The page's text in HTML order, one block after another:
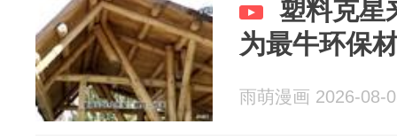
塑料克星
为最牛环保
雨萌漫画 2026-08-